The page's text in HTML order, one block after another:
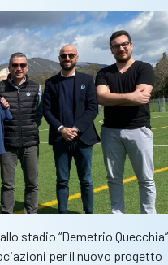
stadio “Demetrio Quecchia”
per il nuovo progetto